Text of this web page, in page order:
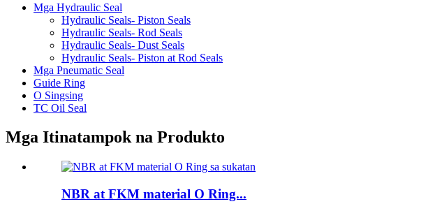
Mga Hydraulic Seal
Hydraulic Seals- Piston Seals
Hydraulic Seals- Rod Seals
Hydraulic Seals- Dust Seals
Hydraulic Seals- Piston at Rod Seals
Mga Pneumatic Seal
Guide Ring
O Singsing
TC Oil Seal
Mga Itinatampok na Produkto
NBR at FKM material O Ring...